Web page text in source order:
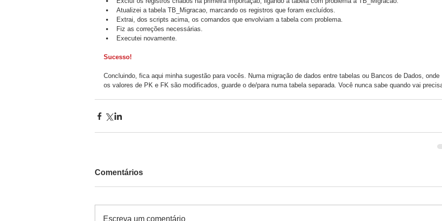
Atualizei a tabela TB_Migracao, marcando os registros que foram excluídos.
Extrai, dos scripts acima, os comandos que envolviam a tabela com problema.
Fiz as correções necessárias.
Executei novamente.
Sucesso!
Concluindo, fica aqui minha sugestão para vocês. Numa migração de dados entre tabelas ou Bancos de Dados, onde
os valores de PK e FK são modificados, guarde o de/para numa tabela separada. Você nunca sabe quando vai
Comentários
Escreva um comentário